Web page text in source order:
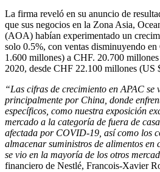
La firma reveló en su anuncio de
que sus negocios en la Zona Asia,
(AOA) habían experimentado un
solo 0.5%, con ventas disminuyendo
1.600 millones) a CHF. 20.700
2020, desde CHF 22.100 millones (US
“Las cifras de crecimiento en APAC se
principalmente por China, donde
específicos, como nuestra exposición
mercado a la categoría de fuera de
afectada por COVID-19, así como los
almacenar suministros de alimentos en
se vio en la mayoría de los otros
financiero de Nestlé, Francois-Xavier